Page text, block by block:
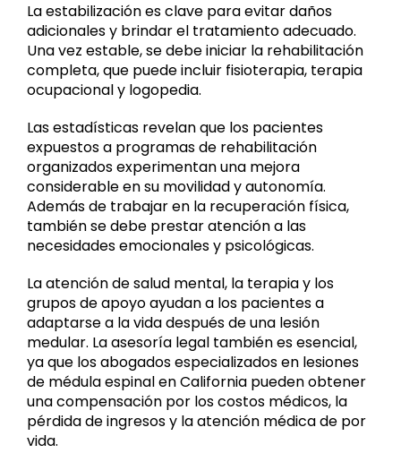
La estabilización es clave para evitar daños
adicionales y brindar el tratamiento adecuado.
Una vez estable, se debe iniciar la rehabilitación
completa, que puede incluir fisioterapia, terapia
ocupacional y logopedia.
Las estadísticas revelan que los pacientes
expuestos a programas de rehabilitación
organizados experimentan una mejora
considerable en su movilidad y autonomía.
Además de trabajar en la recuperación física,
también se debe prestar atención a las
necesidades emocionales y psicológicas.
La atención de salud mental, la terapia y los
grupos de apoyo ayudan a los pacientes a
adaptarse a la vida después de una lesión
medular. La asesoría legal también es esencial,
ya que los abogados especializados en lesiones
de médula espinal en California pueden obtener
una compensación por los costos médicos, la
pérdida de ingresos y la atención médica de por
vida.